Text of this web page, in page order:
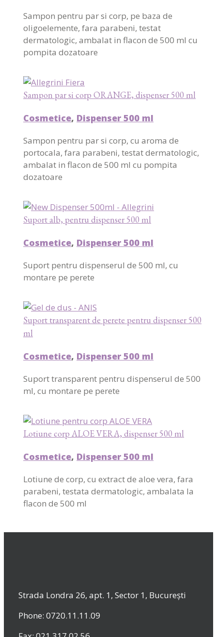
Sampon pentru par si corp, pe baza de
oligoelemente, fara parabeni, testat
dermatologic, ambalat in flacon de 500 ml cu
pompita dozatoare
Sampon par si corp ORANGE, dispenser 500 ml
Cosmetice, Dispenser 500 ml
Sampon pentru par si corp, cu aroma de
portocala, fara parabeni, testat dermatologic,
ambalat in flacon de 500 ml cu pompita
dozatoare
Suport alb, pentru dispenser 500 ml
Cosmetice, Dispenser 500 ml
Suport pentru dispenserul de 500 ml, cu
montare pe perete
Suport transparent de perete pentru dispenser 500
ml
Cosmetice, Dispenser 500 ml
Suport transparent pentru dispenserul de 500
ml, cu montare pe perete
Lotiune corp ALOE VERA, dispenser 500 ml
Cosmetice, Dispenser 500 ml
Lotiune de corp, cu extract de aloe vera, fara
parabeni, testata dermatologic, ambalata la
flacon de 500 ml
Strada Londra 26, apt. 1, Sector 1, București
Phone: 0720.11.11.09